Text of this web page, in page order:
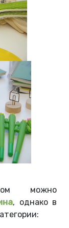
можно
, однако в